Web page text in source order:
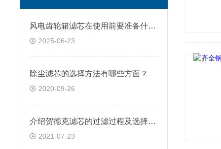
风电齿轮箱滤芯在使用前要准备什么你知道吗？
2025-06-23
除尘滤芯的选择方法有哪些方面？
2020-09-26
介绍贺德克滤芯的过滤过程及选择要点
2021-07-23